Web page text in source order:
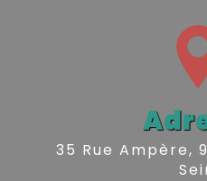
35 Rue Ampère, 94400 Vitry-sur-